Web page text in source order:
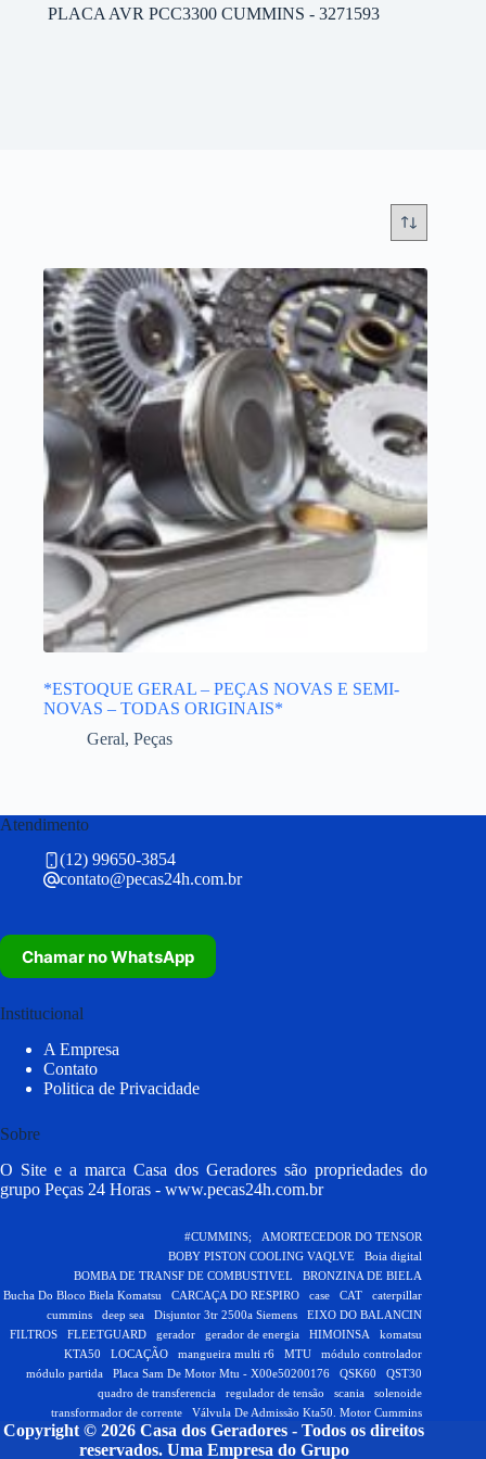
PLACA AVR PCC3300 CUMMINS - 3271593
*ESTOQUE GERAL – PEÇAS NOVAS E SEMI-
NOVAS – TODAS ORIGINAIS*
Geral, Peças
Atendimento
(12) 99650-3854
contato@pecas24h.com.br
Chamar no WhatsApp
Institucional
A Empresa
Contato
Politica de Privacidade
Sobre
O Site e a marca Casa dos Geradores são propriedades do
grupo Peças 24 Horas - www.pecas24h.com.br
#CUMMINS;
AMORTECEDOR DO TENSOR
BOBY PISTON COOLING VAQLVE
Boia digital
BOMBA DE TRANSF DE COMBUSTIVEL
BRONZINA DE BIELA
Bucha Do Bloco Biela Komatsu
CARCAÇA DO RESPIRO case CAT
caterpillar
cummins
deep sea Disjuntor 3tr 2500a Siemens
EIXO DO BALANCIN
FILTROS
FLEETGUARD gerador gerador de energia HIMOINSA
komatsu
KTA50
LOCAÇÃO mangueira multi r6 MTU
módulo controlador
módulo partida
Placa Sam De Motor Mtu - X00e50200176 QSK60
QST30
quadro de transferencia
regulador de tensão scania
solenoide
transformador de corrente
Válvula De Admissão Kta50. Motor Cummins
Copyright © 2026 Casa dos Geradores - Todos os direitos
reservados. Uma Empresa do Grupo